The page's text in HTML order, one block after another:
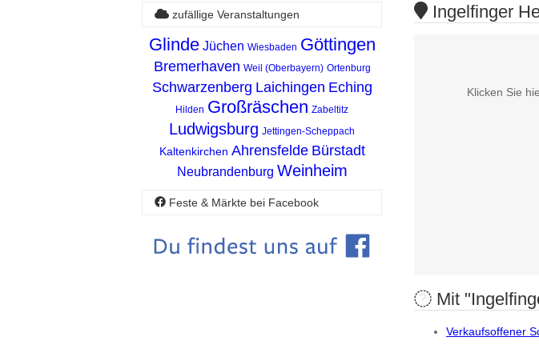
Ingelfinger
Klicken Sie
Mit
Verkaufsoffener
zufällige Veranstaltungen
Glinde Jüchen Wiesbaden Göttingen
Bremerhaven Weil (Oberbayern) Ortenburg
Schwarzenberg Laichingen Eching
Hilden Großräschen Zabeltitz
Ludwigsburg Jettingen-Scheppach
Kaltenkirchen Ahrensfelde Bürstadt
Neubrandenburg Weinheim
Feste & Märkte bei Facebook